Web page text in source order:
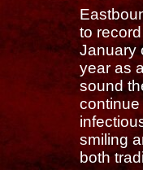
to
January
year as
sound
smiling
both